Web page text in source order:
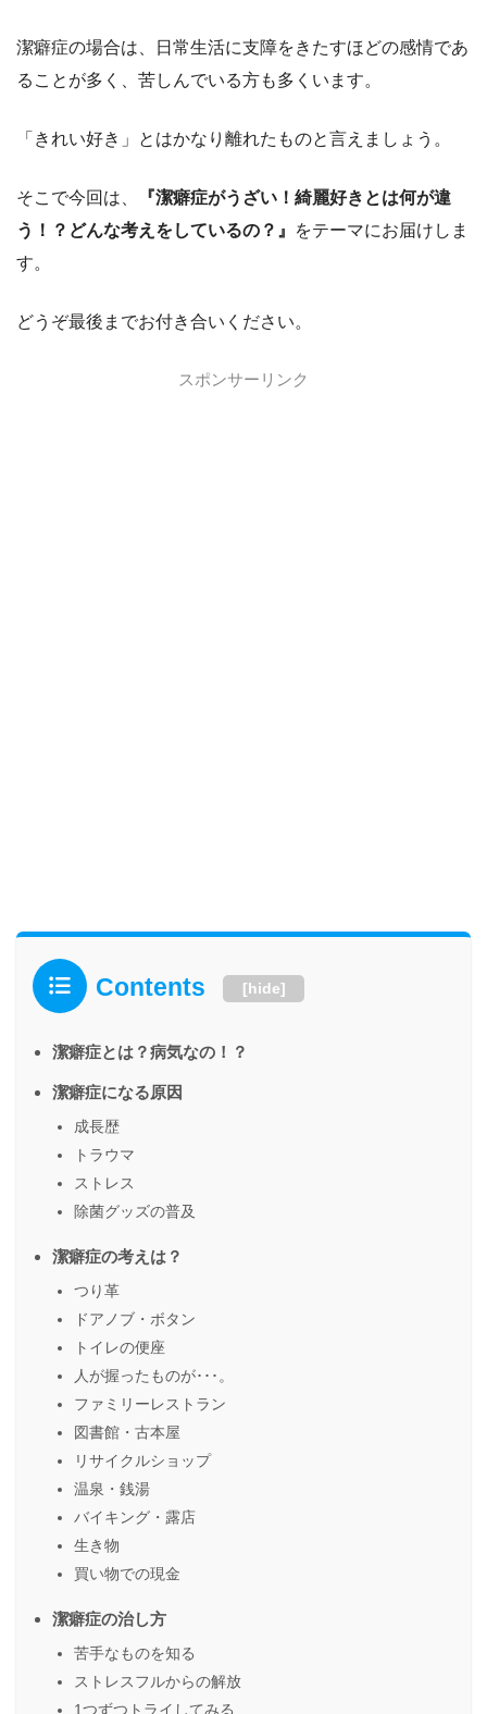
潔癖症の場合は、日常生活に支障をきたすほどの感情であ
ることが多く、苦しんでいる方も多くいます。
「きれい好き」とはかなり離れたものと言えましょう。
そこで今回は、
『潔癖症がうざい！綺麗好きとは何が違
う！？どんな考えをしているの？』
をテーマにお届けしま
す。
どうぞ最後までお付き合いください。
スポンサーリンク
Contents [hide]
潔癖症とは？病気なの！？
潔癖症になる原因
成長歴
トラウマ
ストレス
除菌グッズの普及
潔癖症の考えは？
つり革
ドアノブ・ボタン
トイレの便座
人が握ったものが･･･。
ファミリーレストラン
図書館・古本屋
リサイクルショップ
温泉・銭湯
バイキング・露店
生き物
買い物での現金
潔癖症の治し方
苦手なものを知る
ストレスフルからの解放
1つずつトライしてみる